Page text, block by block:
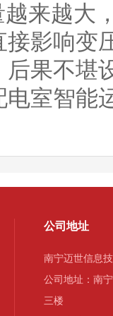
越来越大
影响变
果不堪
室智能
公司地址
南宁迈世信息
公司地址：南
三楼